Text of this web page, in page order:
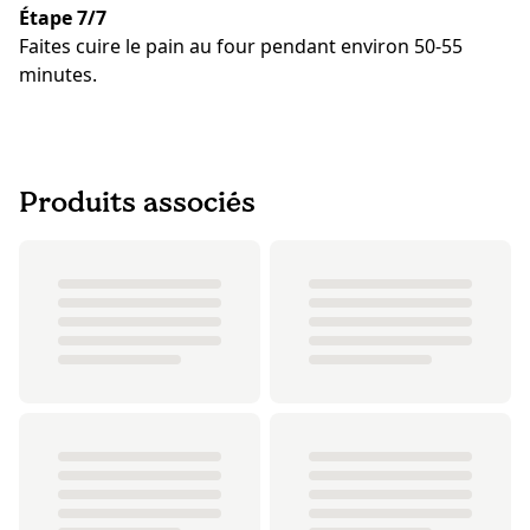
Étape 7/7
Faites cuire le pain au four pendant environ 50-55
minutes.
Produits associés